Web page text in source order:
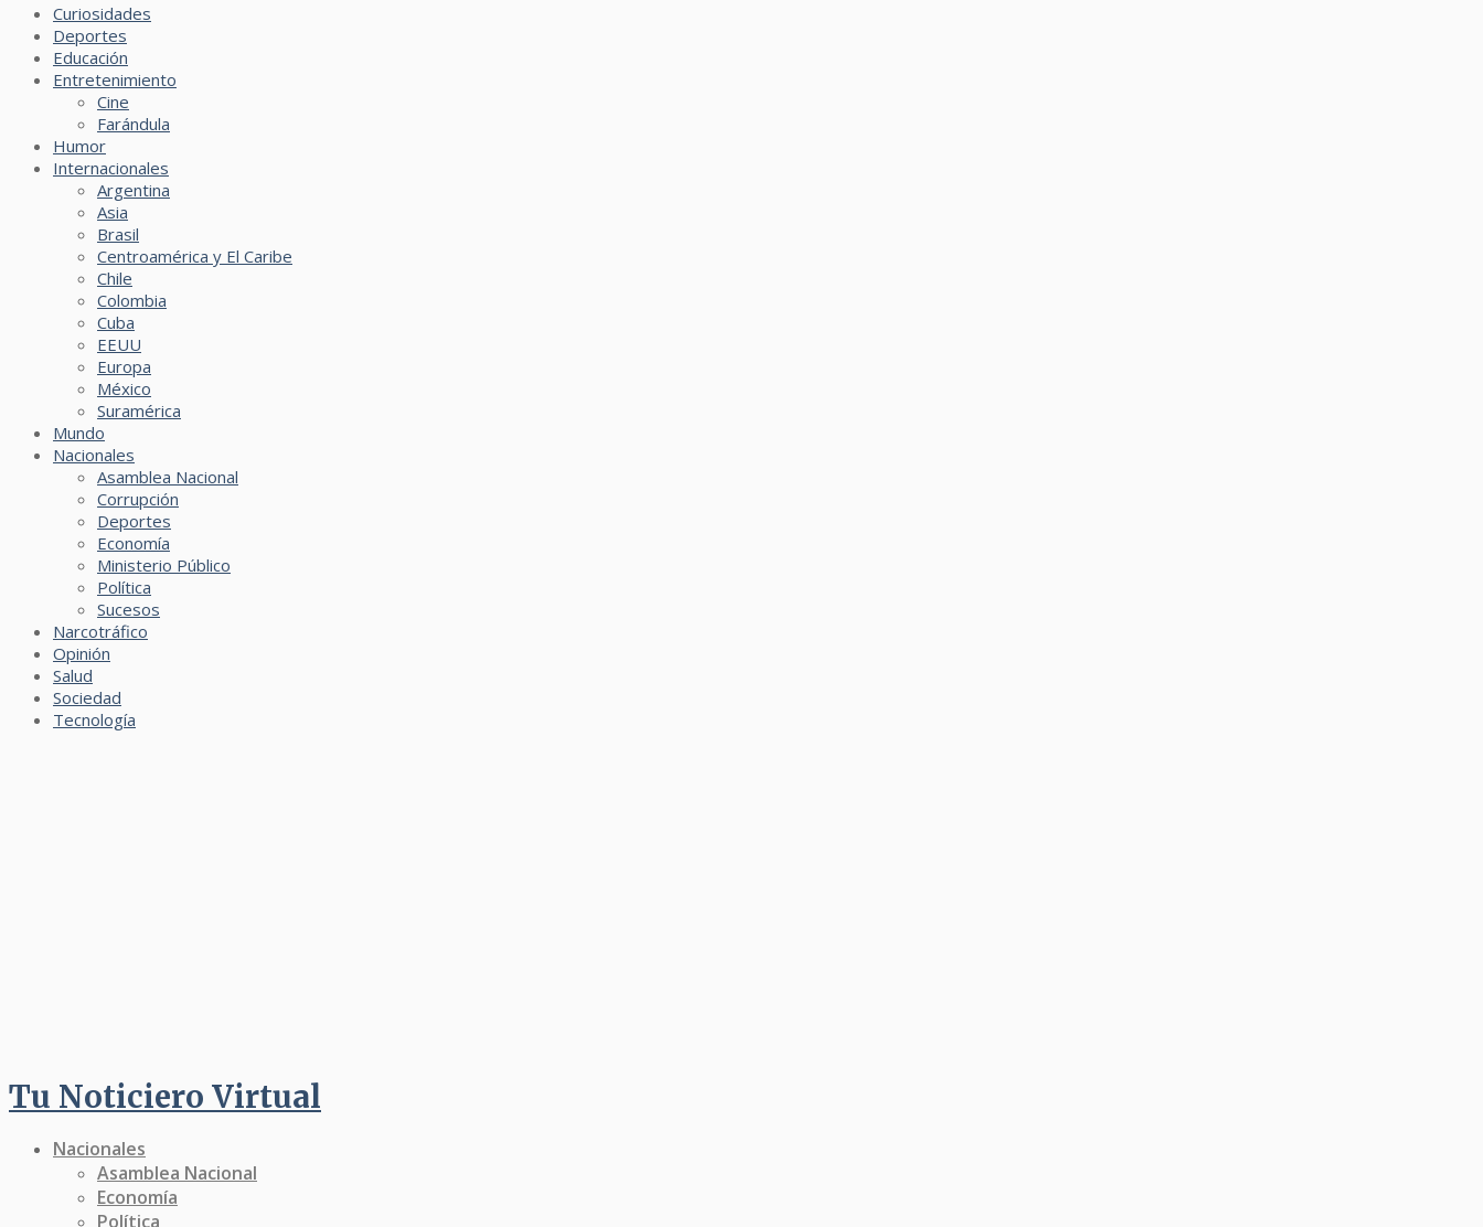
Curiosidades
Deportes
Educación
Entretenimiento
Cine
Farándula
Humor
Internacionales
Argentina
Asia
Brasil
Centroamérica y El Caribe
Chile
Colombia
Cuba
EEUU
Europa
México
Suramérica
Mundo
Nacionales
Asamblea Nacional
Corrupción
Deportes
Economía
Ministerio Público
Política
Sucesos
Narcotráfico
Opinión
Salud
Sociedad
Tecnología
Tu Noticiero Virtual
Nacionales
Asamblea Nacional
Economía
Política